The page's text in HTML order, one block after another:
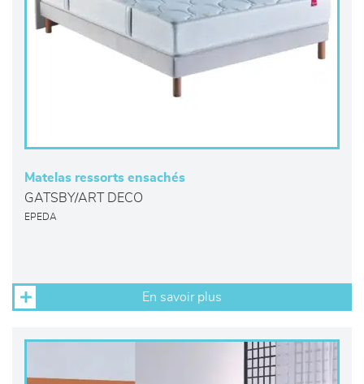
Matelas ressorts ensachés
GATSBY/ART DECO
EPEDA
En savoir plus